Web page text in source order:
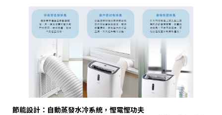
節能設計：自動蒸發水冷系統，慳電慳功夫